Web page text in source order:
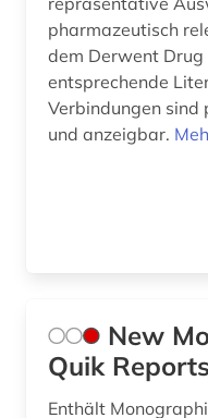
pharmazeutisch
dem Derwent
entsprechende
Verbindungen sind
und anzeigbar.
New
Quik Reports
Enthält